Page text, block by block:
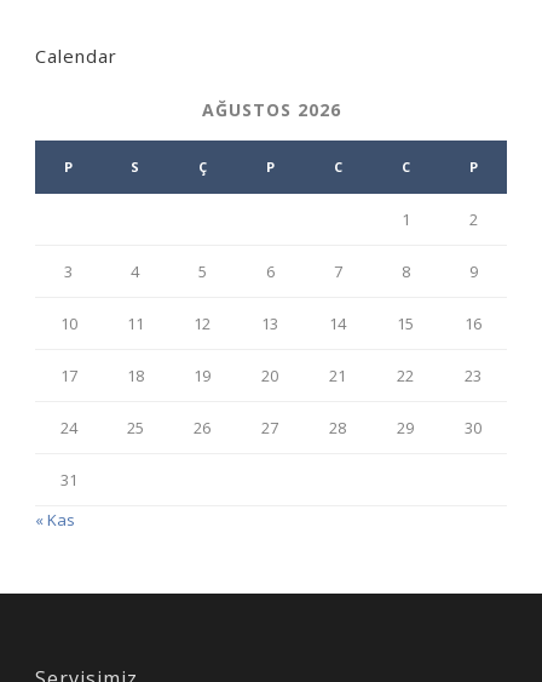
Calendar
AĞUSTOS 2026
P S Ç P C C P
1 2
3 4 5 6 7 8 9
10 11 12 13 14 15 16
17 18 19 20 21 22 23
24 25 26 27 28 29 30
31
« Kas